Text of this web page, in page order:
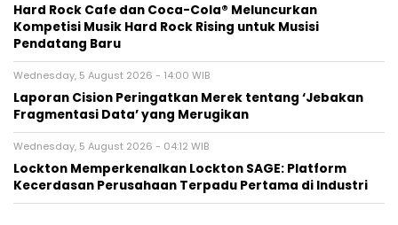
Hard Rock Cafe dan Coca-Cola® Meluncurkan
Kompetisi Musik Hard Rock Rising untuk Musisi
Pendatang Baru
Wednesday, 5 August 2026 - 14:00 WIB
Laporan Cision Peringatkan Merek tentang ‘Jebakan
Fragmentasi Data’ yang Merugikan
Wednesday, 5 August 2026 - 04:12 WIB
Lockton Memperkenalkan Lockton SAGE: Platform
Kecerdasan Perusahaan Terpadu Pertama di Industri